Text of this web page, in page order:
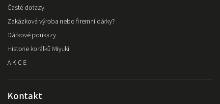
Časté dotazy
Zakázková výroba nebo firemní dárky?
Dárkové poukazy
Historie korálků Miyuki
A K C E
Kontakt